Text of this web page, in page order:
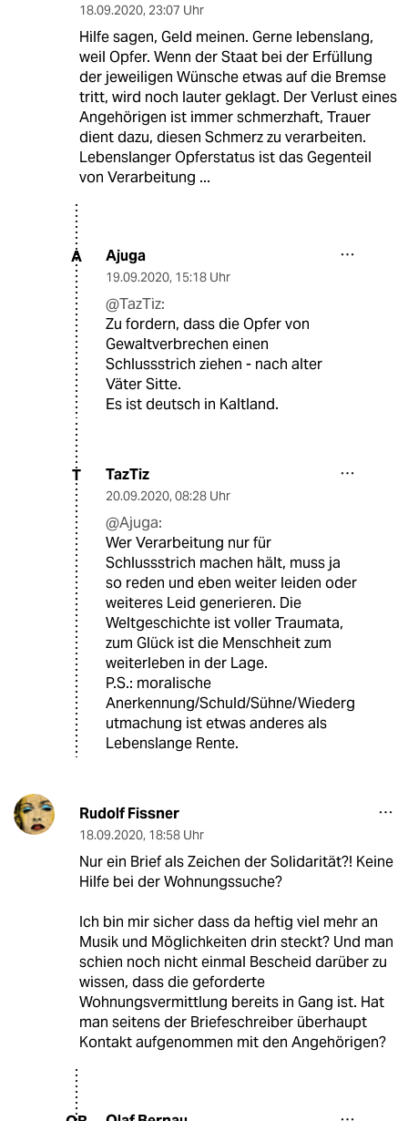
18.09.2020, 23:07 Uhr
Hilfe sagen, Geld meinen. Gerne lebenslang,
weil Opfer. Wenn der Staat bei der Erfüllung
der jeweiligen Wünsche etwas auf die Bremse
tritt, wird noch lauter geklagt. Der Verlust eines
Angehörigen ist immer schmerzhaft, Trauer
dient dazu, diesen Schmerz zu verarbeiten.
Lebenslanger Opferstatus ist das Gegenteil
von Verarbeitung ...
A Ajuga
19.09.2020, 15:18 Uhr
@TazTiz:
Zu fordern, dass die Opfer von
Gewaltverbrechen einen
Schlussstrich ziehen - nach alter
Väter Sitte.
Es ist deutsch in Kaltland.
T TazTiz
20.09.2020, 08:28 Uhr
@Ajuga:
Wer Verarbeitung nur für
Schlussstrich machen hält, muss ja
so reden und eben weiter leiden oder
weiteres Leid generieren. Die
Weltgeschichte ist voller Traumata,
zum Glück ist die Menschheit zum
weiterleben in der Lage.
P.S.: moralische
Anerkennung/Schuld/Sühne/Wiederg
utmachung ist etwas anderes als
Lebenslange Rente.
Rudolf Fissner
18.09.2020, 18:58 Uhr
Nur ein Brief als Zeichen der Solidarität?! Keine
Hilfe bei der Wohnungssuche?
Ich bin mir sicher dass da heftig viel mehr an
Musik und Möglichkeiten drin steckt? Und man
schien noch nicht einmal Bescheid darüber zu
wissen, dass die geforderte
Wohnungsvermittlung bereits in Gang ist. Hat
man seitens der Briefeschreiber überhaupt
Kontakt aufgenommen mit den Angehörigen?